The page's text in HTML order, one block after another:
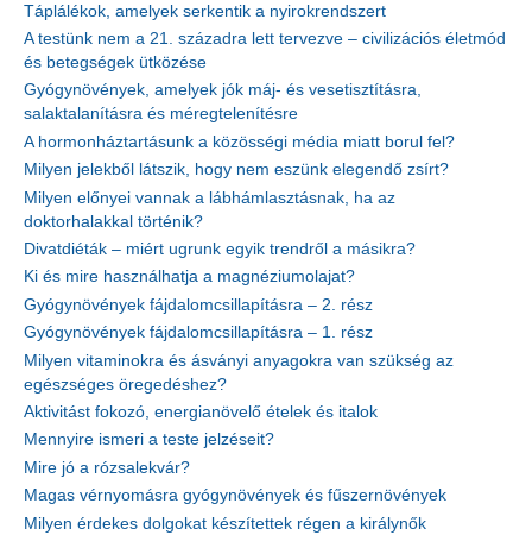
Táplálékok, amelyek serkentik a nyirokrendszert
A testünk nem a 21. századra lett tervezve – civilizációs életmód
és betegségek ütközése
Gyógynövények, amelyek jók máj- és vesetisztításra,
salaktalanításra és méregtelenítésre
A hormonháztartásunk a közösségi média miatt borul fel?
Milyen jelekből látszik, hogy nem eszünk elegendő zsírt?
Milyen előnyei vannak a lábhámlasztásnak, ha az
doktorhalakkal történik?
Divatdiéták – miért ugrunk egyik trendről a másikra?
Ki és mire használhatja a magnéziumolajat?
Gyógynövények fájdalomcsillapításra – 2. rész
Gyógynövények fájdalomcsillapításra – 1. rész
Milyen vitaminokra és ásványi anyagokra van szükség az
egészséges öregedéshez?
Aktivitást fokozó, energianövelő ételek és italok
Mennyire ismeri a teste jelzéseit?
Mire jó a rózsalekvár?
Magas vérnyomásra gyógynövények és fűszernövények
Milyen érdekes dolgokat készítettek régen a királynők